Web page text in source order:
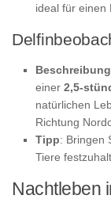
ideal für einen
Beschreibung
einer 2,5-
natürlichen
Richtung
Tipp: Bringen
Tiere
Nachtleben